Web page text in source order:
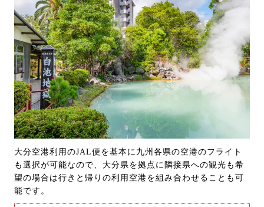
大分空港利用のJAL便を基本に九州各県の空港のフライト
も選択が可能なので、大分県を拠点に隣接県への観光も希
望の場合は行きと帰りの利用空港を組み合わせることも可
能です。